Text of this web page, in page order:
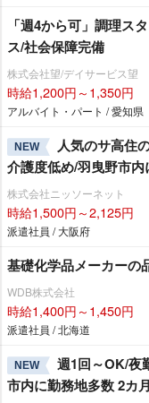
「週4から可」調理ス
ス/社会保障完備
株式会社望/デイサービス望
時給1,200円～1,350円
アルバイト・パート / 愛知県
NEW
人気のサ高住
介護度低め/羽曳野市
株式会社ニッソーネット
時給1,500円～2,125円
派遣社員 / 大阪府
基礎化学品メーカーの
WDB株式会社
時給1,400円～1,450円
派遣社員 / 北海道
NEW
週1回～OK/夜
市内に勤務地多数 2カ